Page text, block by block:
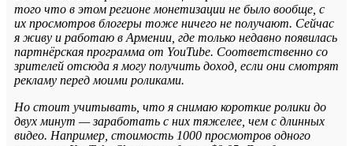
того что в этом регионе монетизации не было вообще, с
их просмотров блогеры тоже ничего не получают. Сейчас
я живу и работаю в Армении, где только недавно появилась
партнёрская программа от YouTube. Соответственно со
зрителей отсюда я могу получить доход, если они смотрят
рекламу перед моими роликами.
Но стоит учитывать, что я снимаю короткие ролики до
двух минут — заработать с них тяжелее, чем с длинных
видео. Например, стоимость 1000 просмотров одного